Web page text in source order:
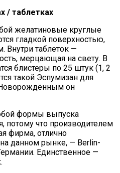
/ таблетках
желатиновые круглые
гладкой поверхностью,
Внутри таблеток —
мерцающая на свету. В
блистеры по 25 штук (1, 2
такой Эспумизан для
Новорождённым он
формы выпуска
потому что производителем
фирма, отлично
данном рынке, — Berlin-
Единственное —